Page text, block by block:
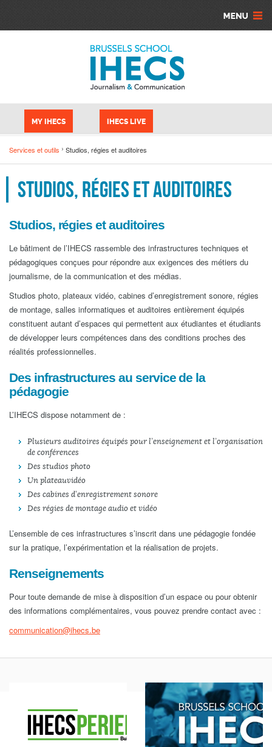
MY IHECS IHECS LIVE
Services et outils Studios, régies et auditoires
Studios, régies et auditoires
Studios, régies et auditoires
Le bâtiment de l’IHECS rassemble des infrastructures techniques et
pédagogiques conçues pour répondre aux exigences des métiers du
journalisme, de la communication et des médias.
Studios photo, plateaux vidéo, cabines d’enregistrement sonore, régies
de montage, salles informatiques et auditoires entièrement équipés
constituent autant d’espaces qui permettent aux étudiantes et étudiants
de développer leurs compétences dans des conditions proches des
réalités professionnelles.
Des infrastructures au service de la
pédagogie
L’IHECS dispose notamment de :
Plusieurs auditoires équipés pour l’enseignement et l’organisation
de conférences
Des studios photo
Un plateau vidéo
Des cabines d’enregistrement sonore
Des régies de montage audio et vidéo
L’ensemble de ces infrastructures s’inscrit dans une pédagogie fondée
sur la pratique, l’expérimentation et la réalisation de projets.
Renseignements
Pour toute demande de mise à disposition d’un espace ou pour obtenir
des informations complémentaires, vous pouvez prendre contact avec :
communication@ihecs.be